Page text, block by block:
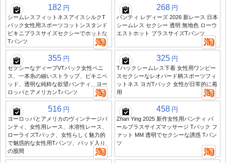
182 円
シームレスフィットネスアイスシルクT
バック女性用スポーツコットンスタンド
ビキニプラスサイズセクシーでホットな
Tパンツ
268 円
パンティ レディーズ 2026 新レース 日本
シームレス セクシー 透明 無地色 ローウ
エストホット プラスサイズTパンツ
355 円
セクシーなディープVTバック女性ペニ
ス、一本糸の細いストラップ、ビキニベ
ッド、透明な純粋な欲望パンティ、ヨー
ロッパとアメリカンTパンツ
325 円
Tバックシームレス下着 女性用ワンピー
スセクシーなレオパード柄スポーツフィ
ットネス ヨガTバック 女性が日常的に着
用
516 円
ヨーロッパとアメリカのヴィンテージパ
ンティ、女性用レース、水溶性レース、
ローライズTバック、女性らしく魅力的
で魅惑的な女性用Tパンツ、パッド入り
の股間
458 円
Zhan Ying 2025 新作女性用パンティ パ
ールプラスサイズマッサージ Tバック フ
ァット MM 透明でセクシーな誘惑 Tパン
ツ